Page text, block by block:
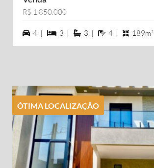
R$ 1.850.000
4 vagas na garagem
4 | 3 dormiórios
3 | 3 suítes
3 | 4 banheiros
4 | 189m²
ÓTIMA LOCALIZAÇÃO